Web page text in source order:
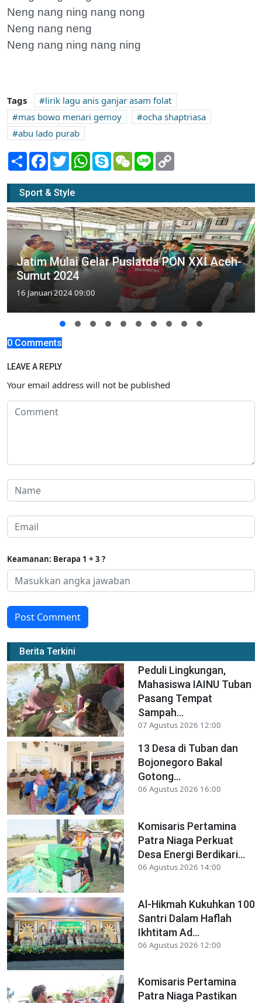
Neng nang ning nang nong
Neng nang neng
Neng nang ning nang ning
Tags
lirik lagu anis ganjar asam folat
mas bowo menari gemoy
ocha shaptriasa
abu lado purab
Share Facebook
TwitterWhatsApp
SkypeWeChatLine
Sport & Style
Jatim Mulai Gelar Puslatda PON XXI Aceh-
Sumut 2024
16 Januari 2024 09:00
0 Comments
LEAVE A REPLY
Your email address will not be published
Keamanan: Berapa 1 + 3 ?
Post Comment
Berita Terkini
Peduli Lingkungan,
Mahasiswa IAINU Tuban
Pasang Tempat
Sampah...
07 Agustus 2026 12:00
13 Desa di Tuban dan
Bojonegoro Bakal
Gotong...
06 Agustus 2026 16:00
Komisaris Pertamina
Patra Niaga Perkuat
Desa Energi Berdikari...
06 Agustus 2026 14:00
Al-Hikmah Kukuhkan 100
Santri Dalam Haflah
Ikhtitam Ad...
06 Agustus 2026 12:00
Komisaris Pertamina
Patra Niaga Pastikan